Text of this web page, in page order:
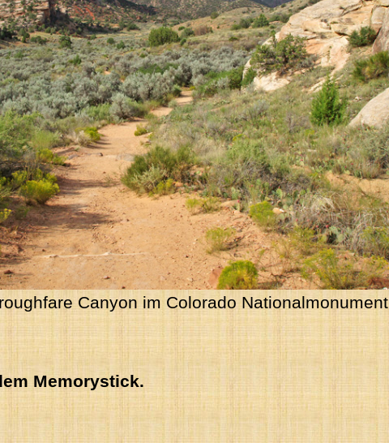
Canyon im Colorado Nationalmonument
Memorystick.